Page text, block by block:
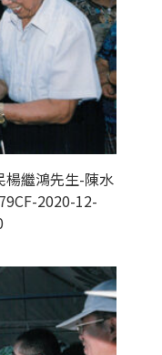
楊繼鴻先生-陳水
2020-12-